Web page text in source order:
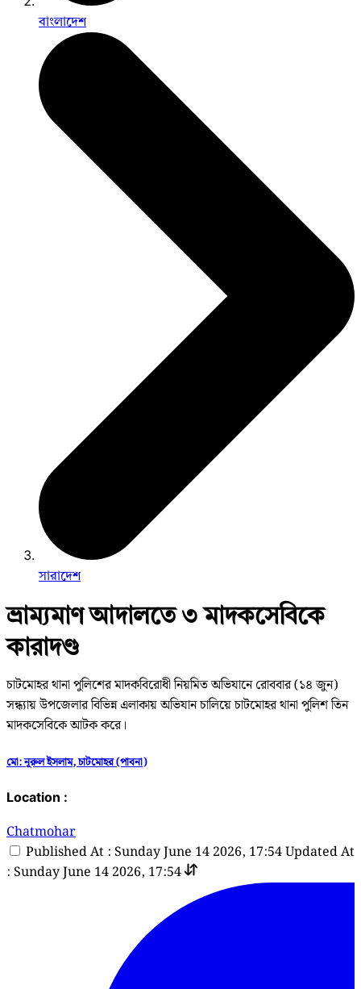
বাংলাদেশ
সারাদেশ
ভ্রাম্যমাণ আদালতে ৩ মাদকসেবিকে
কারাদণ্ড
চাটমোহর থানা পুলিশের মাদকবিরোধী নিয়মিত অভিযানে রোববার (১৪ জুন)
সন্ধ্যায় উপজেলার বিভিন্ন এলাকায় অভিযান চালিয়ে চাটমোহর থানা পুলিশ তিন
মাদকসেবিকে আটক করে।
মো: নূরুল ইসলাম, চাটমোহর (পাবনা)
Location :
Chatmohar
Published At : Sunday June 14 2026, 17:54Updated At
: Sunday June 14 2026, 17:54